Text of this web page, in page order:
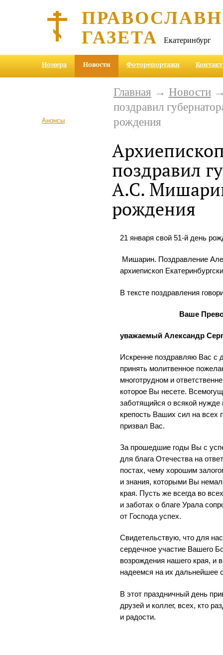
ГАЗЕТА Екатеринбург
Номера Новости Фоторепортажи
Анонсы
Главная → Новости→
поздравил
рождения
поздравил
А.С.
рождения
21 января свой 51-й день
Мишарин. Поздравление
архиепископ
В тексте поздравления
Ваше
уважаемый Александр
Искренне поздравляю Вас с
принять молитвенное
многотрудном и
которое Вы несете.
заботящийся о всякой
крепость Ваших сил на всех
призвал Вас.
За прошедшие годы Вы с
для блага Отечества на
постах, чему хорошим
и знания, которыми Вы
края. Пусть же всегда во
и заботах о благе Урала
от Господа успех.
Свидетельствую, что для
сердечное участие Вашего
возрождения нашего края, и
надеемся на их дальнейшее
В этот праздничный день
друзей и коллег, всех, кто
и радости.